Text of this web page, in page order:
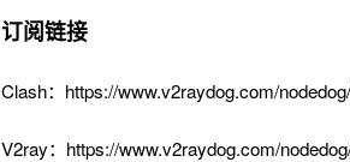
订阅链接
Clash：https://www.v2raydog.com/
V2ray：https://www.v2raydog.com/